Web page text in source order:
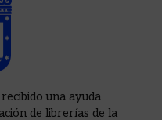
una ayuda
de librerías de la